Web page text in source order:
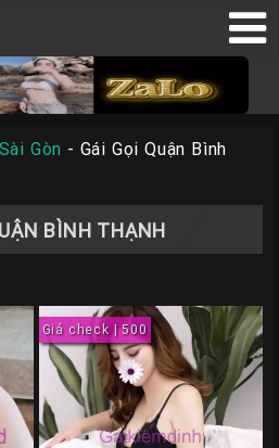
Gòn - Gái Gọi Quận Bình
BÌNH THẠNH
Giá check | 500